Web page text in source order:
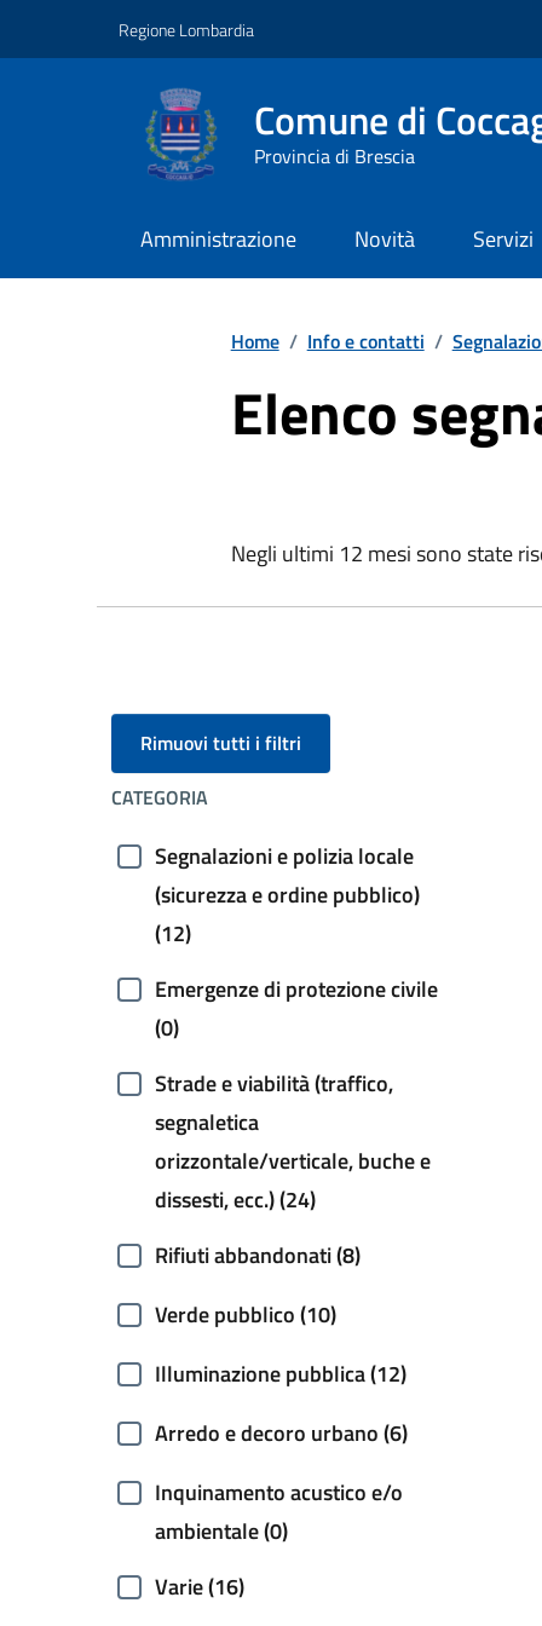
Regione Lombardia
Comune di
Provincia di Brescia
Amministrazione Novità Servizi
Home / Info e contatti /
Elenco
Negli ultimi 12 mesi sono state
Rimuovi tutti i filtri
CATEGORIA
Segnalazioni e polizia locale
(sicurezza e ordine pubblico)
(12)
Emergenze di protezione civile
(0)
Strade e viabilità (traffico,
segnaletica
orizzontale/verticale, buche e
dissesti, ecc.) (24)
Rifiuti abbandonati (8)
Verde pubblico (10)
Illuminazione pubblica (12)
Arredo e decoro urbano (6)
Inquinamento acustico e/o
ambientale (0)
Varie (16)